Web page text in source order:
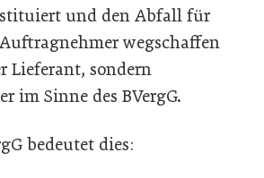
und den Abfall für
wegschaffen
Lieferant, sondern
im Sinne des BVergG.
bedeutet dies: